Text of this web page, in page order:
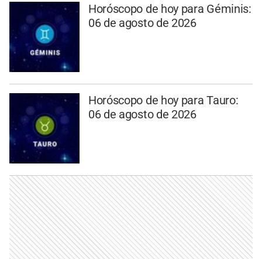
Horóscopo de hoy para Géminis:
06 de agosto de 2026
Horóscopo de hoy para Tauro:
06 de agosto de 2026